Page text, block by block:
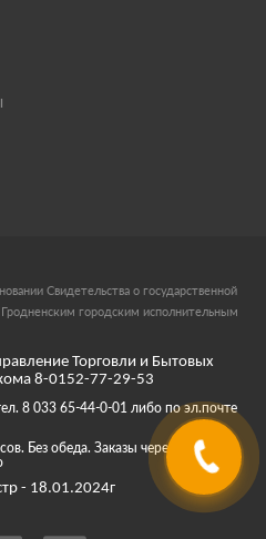
Свидетельства о государственной
городским исполнительным
Торговли и Бытовых
8-0152-77-29-53
8 033 65-44-0-01 либо по эл.почте
Без обеда. Заказы через корзину
- 18.01.2024г